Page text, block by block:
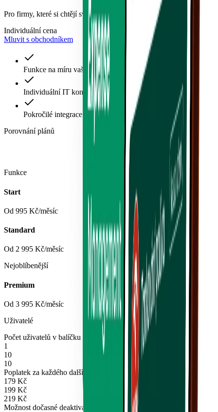
Pro firmy, které si chtějí svůj balíček poskládat samy.
Individuální cena
Mluvit s obchodníkem
Funkce na míru vašim potřebám
Individuální IT konzultace
Pokročilé integrace a vývoj
Porovnání plánů
Funkce
Start
Od 995 Kč/měsíc
Standard
Od 2 995 Kč/měsíc
Nejoblíbenější
Premium
Od 3 995 Kč/měsíc
Uživatelé
Počet uživatelů v balíčku v ceně
1
10
10
Poplatek za každého dalšího uživatele
179 Kč
199 Kč
219 Kč
Možnost dočasné deaktivace uživatelů